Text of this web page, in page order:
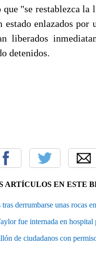
"se restablezca la
enlazados por
liberados
detenidos.
ARTÍCULOS EN ESTE
derrumbarse unas rocas
fue internada en hospital
de ciudadanos con